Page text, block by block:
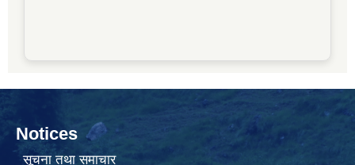
Notices
सूचना तथा समाचार